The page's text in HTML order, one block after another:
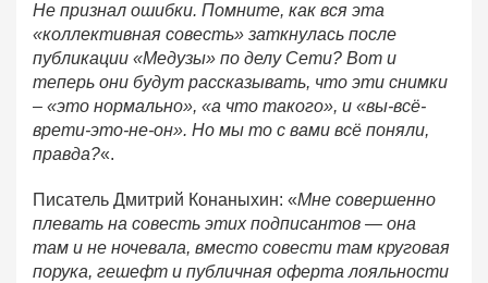
Не признал ошибки. Помните, как вся эта
«коллективная совесть» заткнулась после
публикации «Медузы» по делу Сети? Вот и
теперь они будут рассказывать, что эти снимки
– «это нормально», «а что такого», и «вы-всё-
врети-это-не-он». Но мы то с вами всё поняли,
правда?«.
Писатель Дмитрий Конаныхин: «Мне совершенно
плевать на совесть этих подписантов — она
там и не ночевала, вместо совести там круговая
порука, гешефт и публичная оферта лояльности